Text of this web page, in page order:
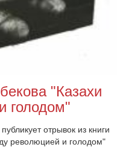
"Казахи
голодом"
отрывок из книги
революцией и голодом"